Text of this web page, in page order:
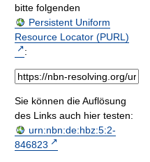
bitte folgenden
Persistent Uniform
Resource Locator (PURL)
:
Sie können die Auflösung
des Links auch hier testen:
urn:nbn:de:hbz:5:2-
846823